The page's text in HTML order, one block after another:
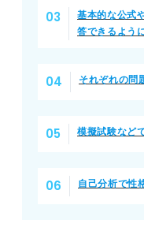
基本的な公式
答できるよう
それぞれの問
模擬試験など
自己分析で性